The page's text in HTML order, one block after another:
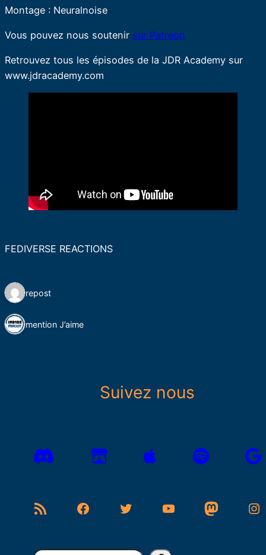
Montage : Neuralnoise
Vous pouvez nous soutenir sur Patreon
Retrouvez tous les épisodes de la JDR Academy sur
www.jdracademy.com
FEDIVERSE REACTIONS
1 repost
1 mention J’aime
Suivez nous
Flux RSS Facebook Twitter YouTube Mastodon Instagram